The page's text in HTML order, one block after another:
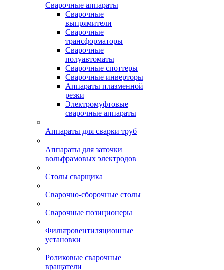
Сварочные аппараты
Сварочные
выпрямители
Сварочные
трансформаторы
Сварочные
полуавтоматы
Сварочные споттеры
Сварочные инверторы
Аппараты плазменной
резки
Электромуфтовые
сварочные аппараты
Аппараты для сварки труб
Аппараты для заточки
вольфрамовых электродов
Столы сварщика
Сварочно-сборочные столы
Сварочные позиционеры
Фильтровентиляционные
установки
Роликовые сварочные
вращатели